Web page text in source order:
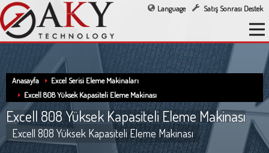
Language Satış Sonrası Destek
Anasayfa
Excel Serisi Eleme Makinaları
Excell 808 Yüksek Kapasiteli Eleme Makinası
Excell 808 Yüksek Kapasiteli Eleme Makinası
Excell 808 Yüksek Kapasiteli Eleme Makinası